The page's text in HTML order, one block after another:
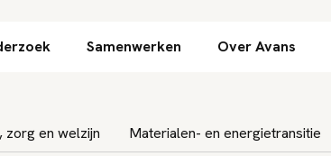
Direct naar inhoud
Samenwerken Over Avans
zorg en welzijn Materialen- en energietransitie